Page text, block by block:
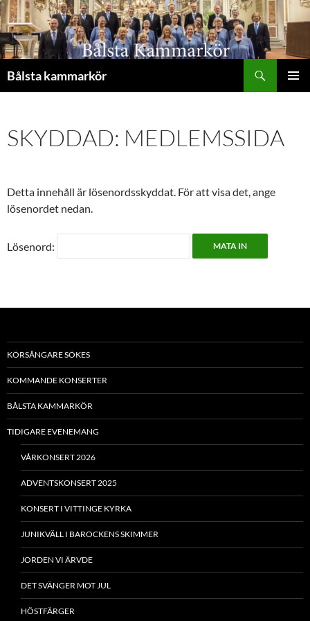
Hoppa
till
innehåll
Bålsta kammarkör
SKYDDAD: MEDLEMSSIDA
Detta innehåll är lösenordsskyddat. För att visa det, ange
lösenordet nedan.
Lösenord:
KÖRSÅNGARE SÖKES
KOMMANDE KONSERTER
BÅLSTA KAMMARKÖR
TIDIGARE EVENEMANG
VÅRKONSERT 2026
ADVENTSKONSERT 2025
KONSERT I VITTINGE KYRKA
JUNIKVÄLL I BAROCKENS SKIMMER
JORDEN VI ÄRVDE
DET SVÄNGER MOT JUL
HÖSTFÄRGER